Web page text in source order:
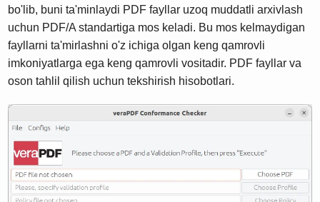
bo'lib, buni ta'minlaydi PDF fayllar uzoq muddatli arxivlash
uchun PDF/A standartiga mos keladi. Bu mos kelmaydigan
fayllarni ta'mirlashni o'z ichiga olgan keng qamrovli
imkoniyatlarga ega keng qamrovli vositadir. PDF fayllar va
oson tahlil qilish uchun tekshirish hisobotlari.